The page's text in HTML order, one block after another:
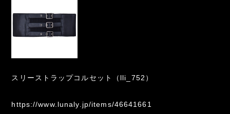
スリーストラップコルセット（lli_752）
https://www.lunaly.jp/items/46641661